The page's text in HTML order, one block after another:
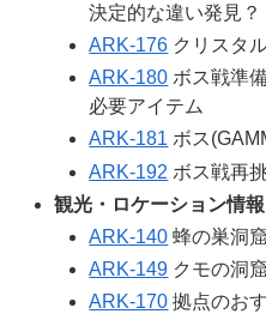
決定的な違い発見？
ARK-176 クリスタ
ARK-180 ボス戦準
必要アイテム
ARK-181 ボス
ARK-192 ボス戦再
観光・ロケーション情報
ARK-140 蜂の巣洞
ARK-149 クモの洞
ARK-170 拠点のお